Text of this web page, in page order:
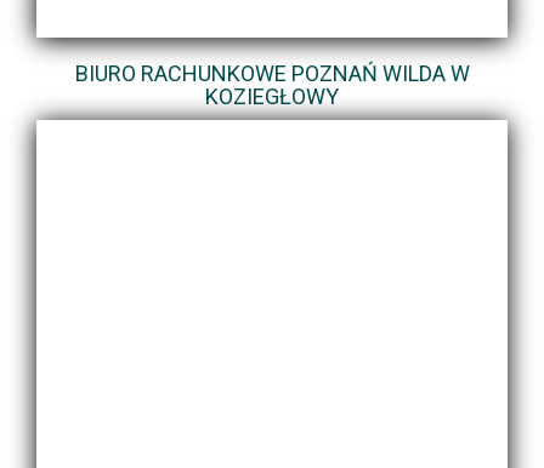
BIURO RACHUNKOWE POZNAŃ WILDA W
KOZIEGŁOWY